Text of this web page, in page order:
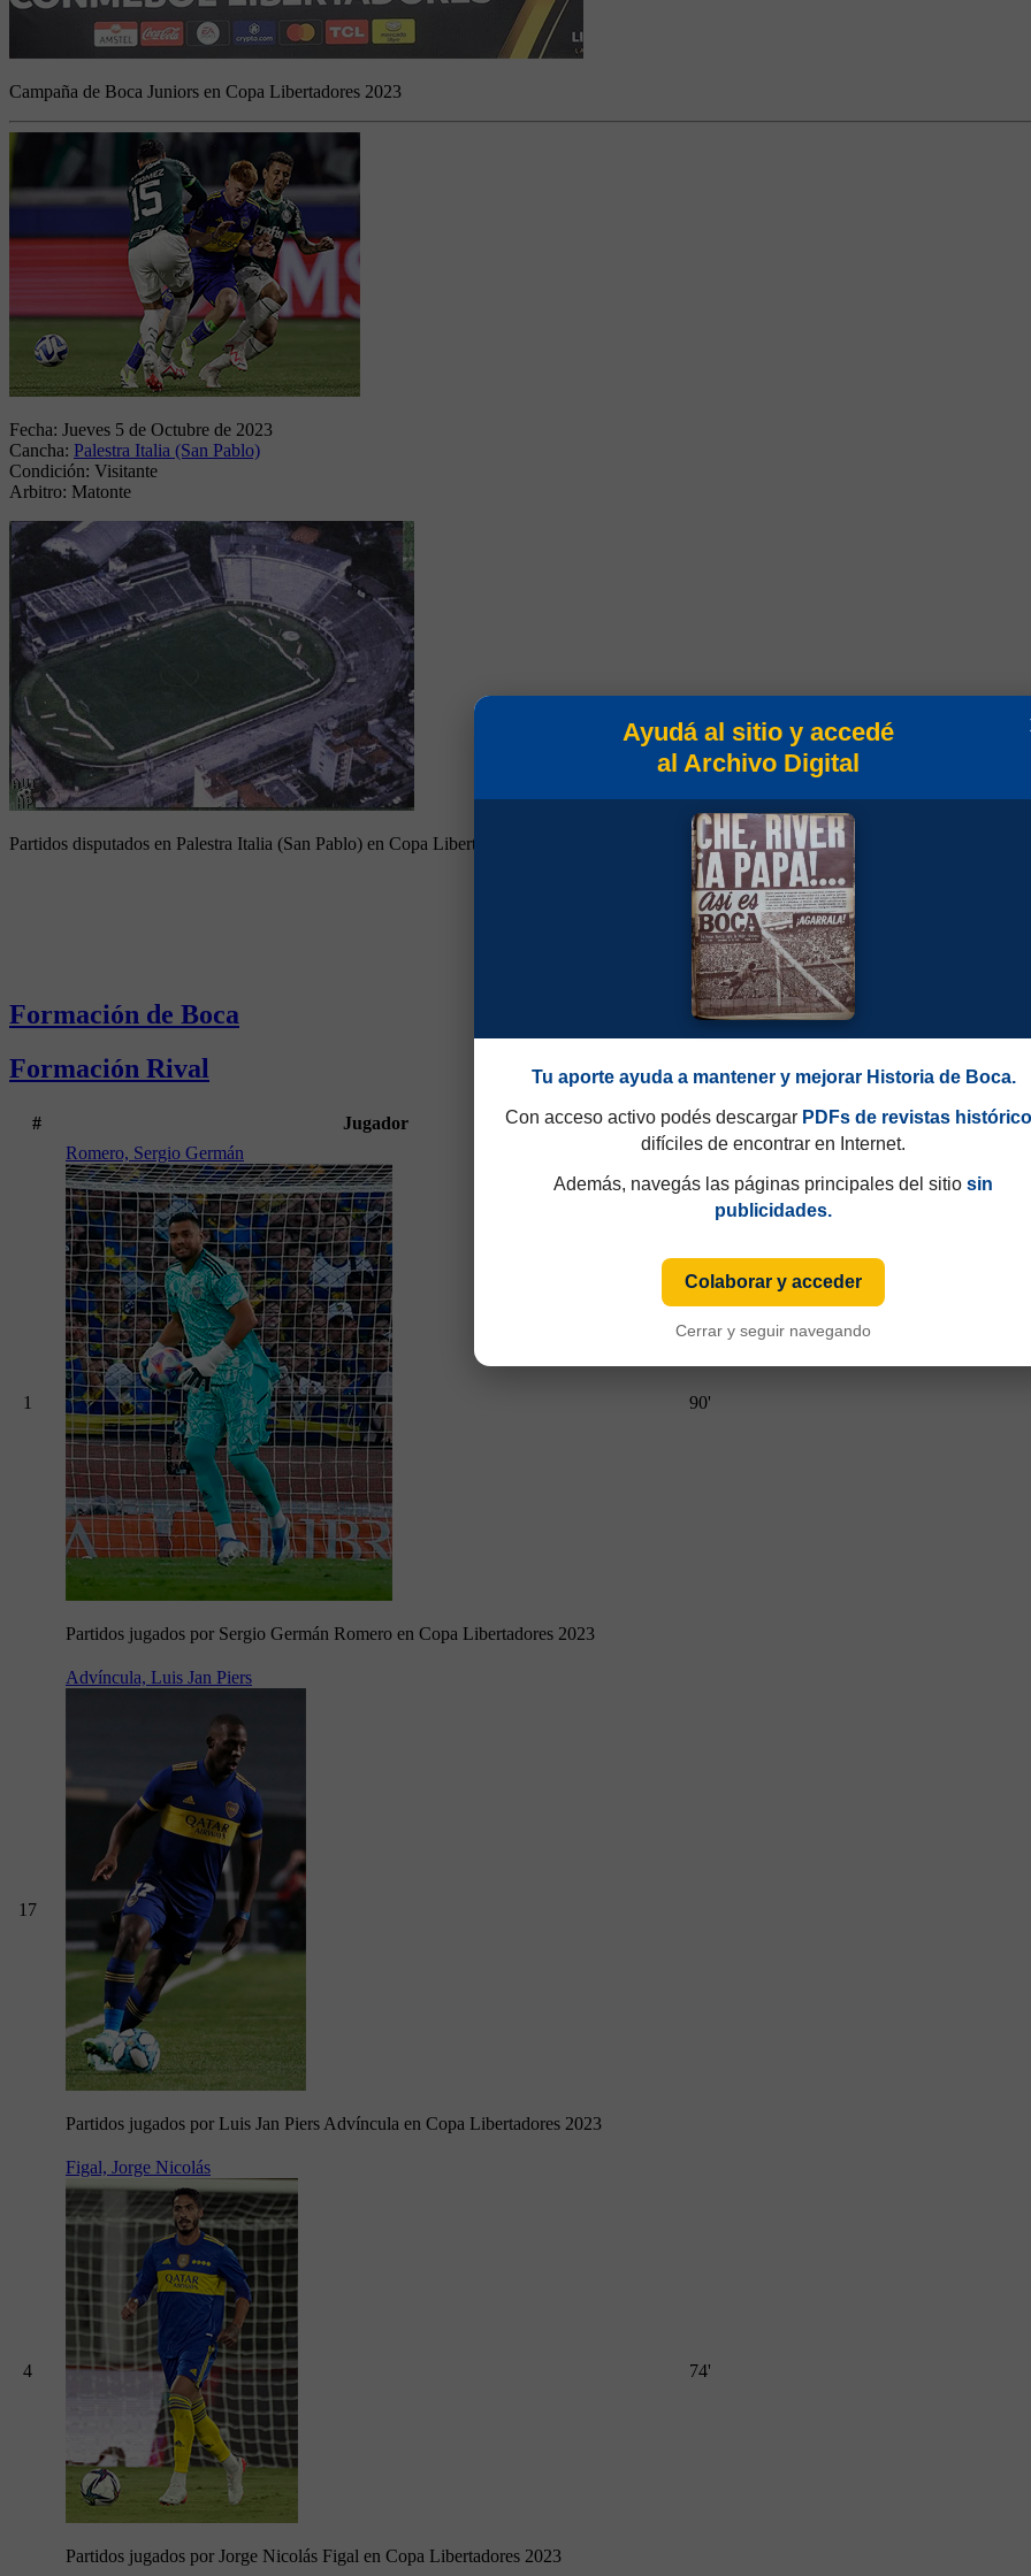
Campaña de Boca Juniors en Copa Libertadores 2023
Fecha: Jueves 5 de Octubre de 2023
Cancha: Palestra Italia (San Pablo)
Condición: Visitante
Arbitro: Matonte
Partidos disputados en Palestra Italia (San Pablo) en Copa Libertadores 2023
Formación de Boca
Formación Rival
# Jugador
1
Romero, Sergio Germán
Partidos jugados por Sergio Germán Romero en Copa Libertadores 2023
90'
17
Advíncula, Luis Jan Piers
Partidos jugados por Luis Jan Piers Advíncula en Copa Libertadores 2023
4
Figal, Jorge Nicolás
Partidos jugados por Jorge Nicolás Figal en Copa Libertadores 2023
74'
Ayudá al sitio y accedé
al Archivo Digital
Tu aporte ayuda a mantener y mejorar Historia de Boca.
Con acceso activo podés descargar PDFs de revistas
difíciles de encontrar en Internet.
Además, navegás las páginas principales del sitio sin
publicidades.
Colaborar y acceder
Cerrar y seguir navegando